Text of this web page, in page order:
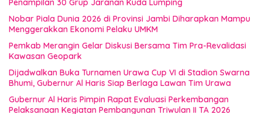
Penampilan 30 Grup Jaranan Kuda Lumping
Nobar Piala Dunia 2026 di Provinsi Jambi Diharapkan Mampu
Menggerakkan Ekonomi Pelaku UMKM
Pemkab Merangin Gelar Diskusi Bersama Tim Pra-Revalidasi
Kawasan Geopark
Dijadwalkan Buka Turnamen Urawa Cup VI di Stadion Swarna
Bhumi, Gubernur Al Haris Siap Berlaga Lawan Tim Urawa
Gubernur Al Haris Pimpin Rapat Evaluasi Perkembangan
Pelaksanaan Kegiatan Pembangunan Triwulan II TA 2026